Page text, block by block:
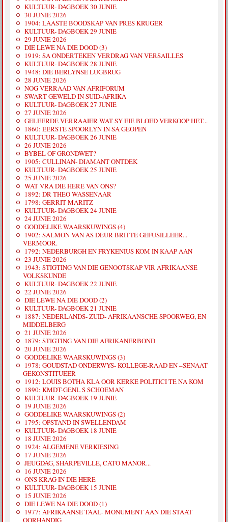
KULTUUR- DAGBOEK 30 JUNIE
30 JUNIE 2026
1904: LAASTE BOODSKAP VAN PRES KRUGER
KULTUUR- DAGBOEK 29 JUNIE
29 JUNIE 2026
DIE LEWE NA DIE DOOD (3)
1919: SA ONDERTEKEN VERDRAG VAN VERSAILLES
KULTUUR- DAGBOEK 28 JUNIE
1948: DIE BERLYNSE LUGBRUG
28 JUNIE 2026
NOG VERRAAD VAN AFRIFORUM
SWART GEWELD IN SUID-AFRIKA
KULTUUR- DAGBOEK 27 JUNIE
27 JUNIE 2026
GELEERDE VERRAAIER WAT SY EIE BLOED VERKOOP HET...
1860: EERSTE SPOORLYN IN SA GEOPEN
KULTUUR- DAGBOEK 26 JUNIE
26 JUNIE 2026
BYBEL OF GRONDWET?
1905: CULLINAN- DIAMANT ONTDEK
KULTUUR- DAGBOEK 25 JUNIE
25 JUNIE 2026
WAT VRA DIE HERE VAN ONS?
1892: DR THEO WASSENAAR
1798: GERRIT MARITZ
KULTUUR- DAGBOEK 24 JUNIE
24 JUNIE 2026
GODDELIKE WAARSKUWINGS (4)
1902: SALMON VAN AS DEUR BRITTE GEFUSILLEER...
VERMOOR.
1792: NEDERBURGH EN FRYKENIUS KOM IN KAAP AAN
23 JUNIE 2026
1943: STIGTING VAN DIE GENOOTSKAP VIR AFRIKAANSE
VOLKSKUNDE
KULTUUR- DAGBOEK 22 JUNIE
22 JUNIE 2026
DIE LEWE NA DIE DOOD (2)
KULTUUR- DAGBOEK 21 JUNIE
1887: NEDERLANDS- ZUID- AFRIKAANSCHE SPOORWEG, EN
MIDDELBERG
21 JUNIE 2026
1879: STIGTING VAN DIE AFRIKANERBOND
20 JUNIE 2026
GODDELIKE WAARSKUWINGS (3)
1978: GOUDSTAD ONDERWYS- KOLLEGE-RAAD EN –SENAAT
GEKONSTITUEER
1912: LOUIS BOTHA KLA OOR KERKE POLITICI TE NA KOM
1890: KMDT-GENL S SCHOEMAN
KULTUUR- DAGBOEK 19 JUNIE
19 JUNIE 2026
GODDELIKE WAARSKUWINGS (2)
1795: OPSTAND IN SWELLENDAM
KULTUUR- DAGBOEK 18 JUNIE
18 JUNIE 2026
1924: ALGEMENE VERKIESING
17 JUNIE 2026
JEUGDAG, SHARPEVILLE, CATO MANOR...
16 JUNIE 2026
ONS KRAG IN DIE HERE
KULTUUR- DAGBOEK 15 JUNIE
15 JUNIE 2026
DIE LEWE NA DIE DOOD (1)
1977: AFRIKAANSE TAAL- MONUMENT AAN DIE STAAT